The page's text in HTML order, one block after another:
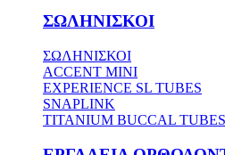
ΣΩΛΗΝΙΣΚΟΙ
ΣΩΛΗΝΙΣΚΟΙ
ACCENT MINI
EXPERIENCE SL TUBES
SNAPLINK
TITANIUM BUCCAL TUBES